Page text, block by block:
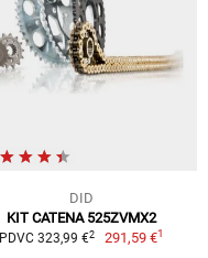
DID
KIT CATENA 525ZVMX2
PDVC 323,99 €2 291,59 €1